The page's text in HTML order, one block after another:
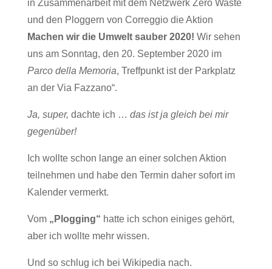
in Zusammenarbeit mit dem Netzwerk Zero Waste
und den Ploggern von Correggio die Aktion
Machen wir die Umwelt sauber 2020! Wir sehen
uns am Sonntag, den 20. September 2020 im
Parco della Memoria, Treffpunkt ist der Parkplatz
an der Via Fazzano“.
Ja, super, dachte ich … das ist ja gleich bei mir
gegenüber!
Ich wollte schon lange an einer solchen Aktion
teilnehmen und habe den Termin daher sofort im
Kalender vermerkt.
Vom „Plogging“ hatte ich schon einiges gehört,
aber ich wollte mehr wissen.
Und so schlug ich bei Wikipedia nach.